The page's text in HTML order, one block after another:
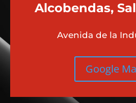
Alcobendas,
Avenida de la
Google